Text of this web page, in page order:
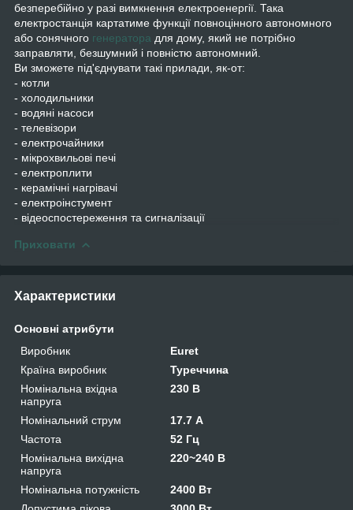
безперебійно у разі вимкнення електроенергії. Така
електростанція картатиме функції повноцінного автономного
або сонячного генератора для дому, який не потрібно
заправляти, безшумний і повністю автономний.
Ви зможете під'єднувати такі прилади, як-от:
- котли
- холодильники
- водяні насоси
- телевізори
- електрочайники
- мікрохвильові печі
- електроплити
- керамічні нагрівачі
- електроінстумент
- відеоспостереження та сигналізації
Приховати
Характеристики
Основні атрибути
Виробник
Euret
Країна виробник
Туреччина
Номінальна вхідна
напруга
230 В
Номінальний струм
17.7 А
Частота
52 Гц
Номінальна вихідна
напруга
220~240 В
Номінальна потужність
2400 Вт